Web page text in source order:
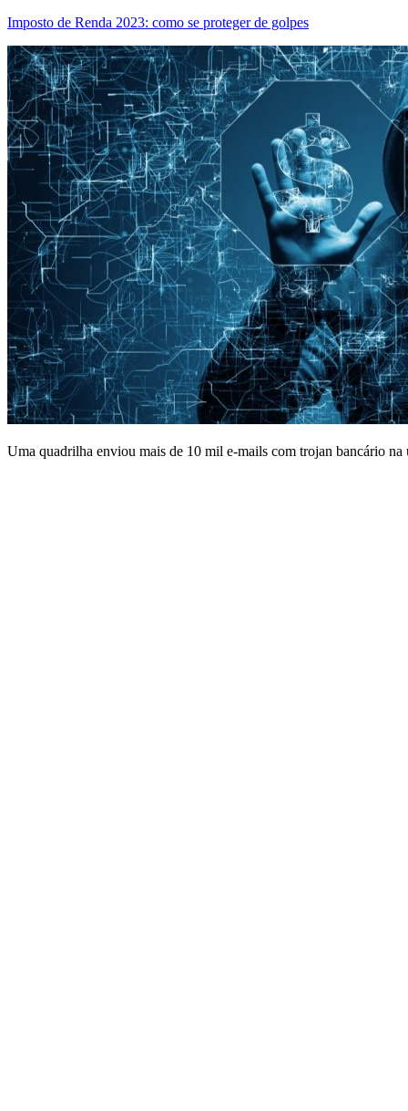
Imposto de Renda 2023: como se proteger de golpes
Uma quadrilha enviou mais de 10 mil e-mails com trojan bancário